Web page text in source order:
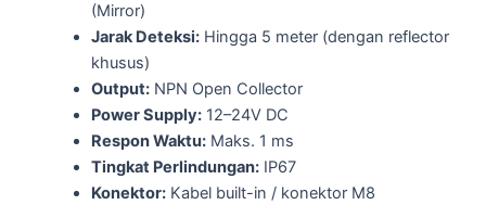
(Mirror)
Jarak Deteksi:Hingga 5 meter (dengan reflector
khusus)
Output:NPN Open Collector
Power Supply:12–24V DC
Respon Waktu:Maks. 1 ms
Tingkat Perlindungan:IP67
Konektor:Kabel built-in / konektor M8